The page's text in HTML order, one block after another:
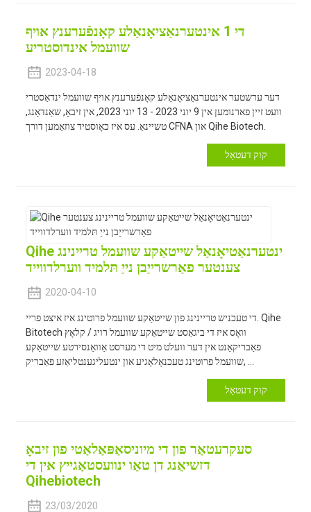
די 1 אינטערנאַציאָנאַלע קאָנפֿערענץ אויף
שוועמל אינדוסטריע
2023-04-18
דער ערשטער אינטערנאַציאָנאַלע קאָנפֿערענץ אויף שוועמל ינדאַסטרי
וועט זיין פארנומען אין 9 יוני 2023 - 13 יוני 2023, אין זיבאָ, שאַנדאָנג,
טשיינאַ. עס איז כאָוסטיד צוזאַמען דורך CFNA און Qihe Biotech.
קוק דעטאַל
Qihe ינטערנאַטיאָנאַל שייטאַקע שוועמל טריינינג
צענטער פאַרשרייַבן נייַ תּלמיד ווערלדווייד
2020-04-10
די טעכניש טריינינג פון שייטאַקע שוועמל פרוטינג איז איצט פריי. Qihe
Bitotech וואָס איז די ביגאַסט שייטאַקע שוועמל רויג / קלאָץ
פאַבריקאַנט אין דער וועלט מיט די מערסט אַוואַנסירטע שייטאַקע
שוועמל פרוטינג טעכנאָלאָגיע און ינטעליגענטליאַזע פאַבריק, ...
קוק דעטאַל
סעקרעטאַר פון די מיוניסאַפּאַלאַטי פון זיבאָ
דזשיאַנג דן טאַו ינוועסטאַגייץ אין די
Qihebiotech
23/03/2020